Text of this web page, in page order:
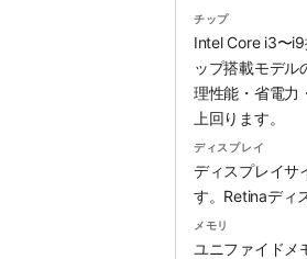
チップ
Intel Core i3〜
ップ搭載モデル
理性能・省電力
上回ります。
ディスプレイ
ディスプレイサ
す。Retinaディ
メモリ
ユニファイドメ